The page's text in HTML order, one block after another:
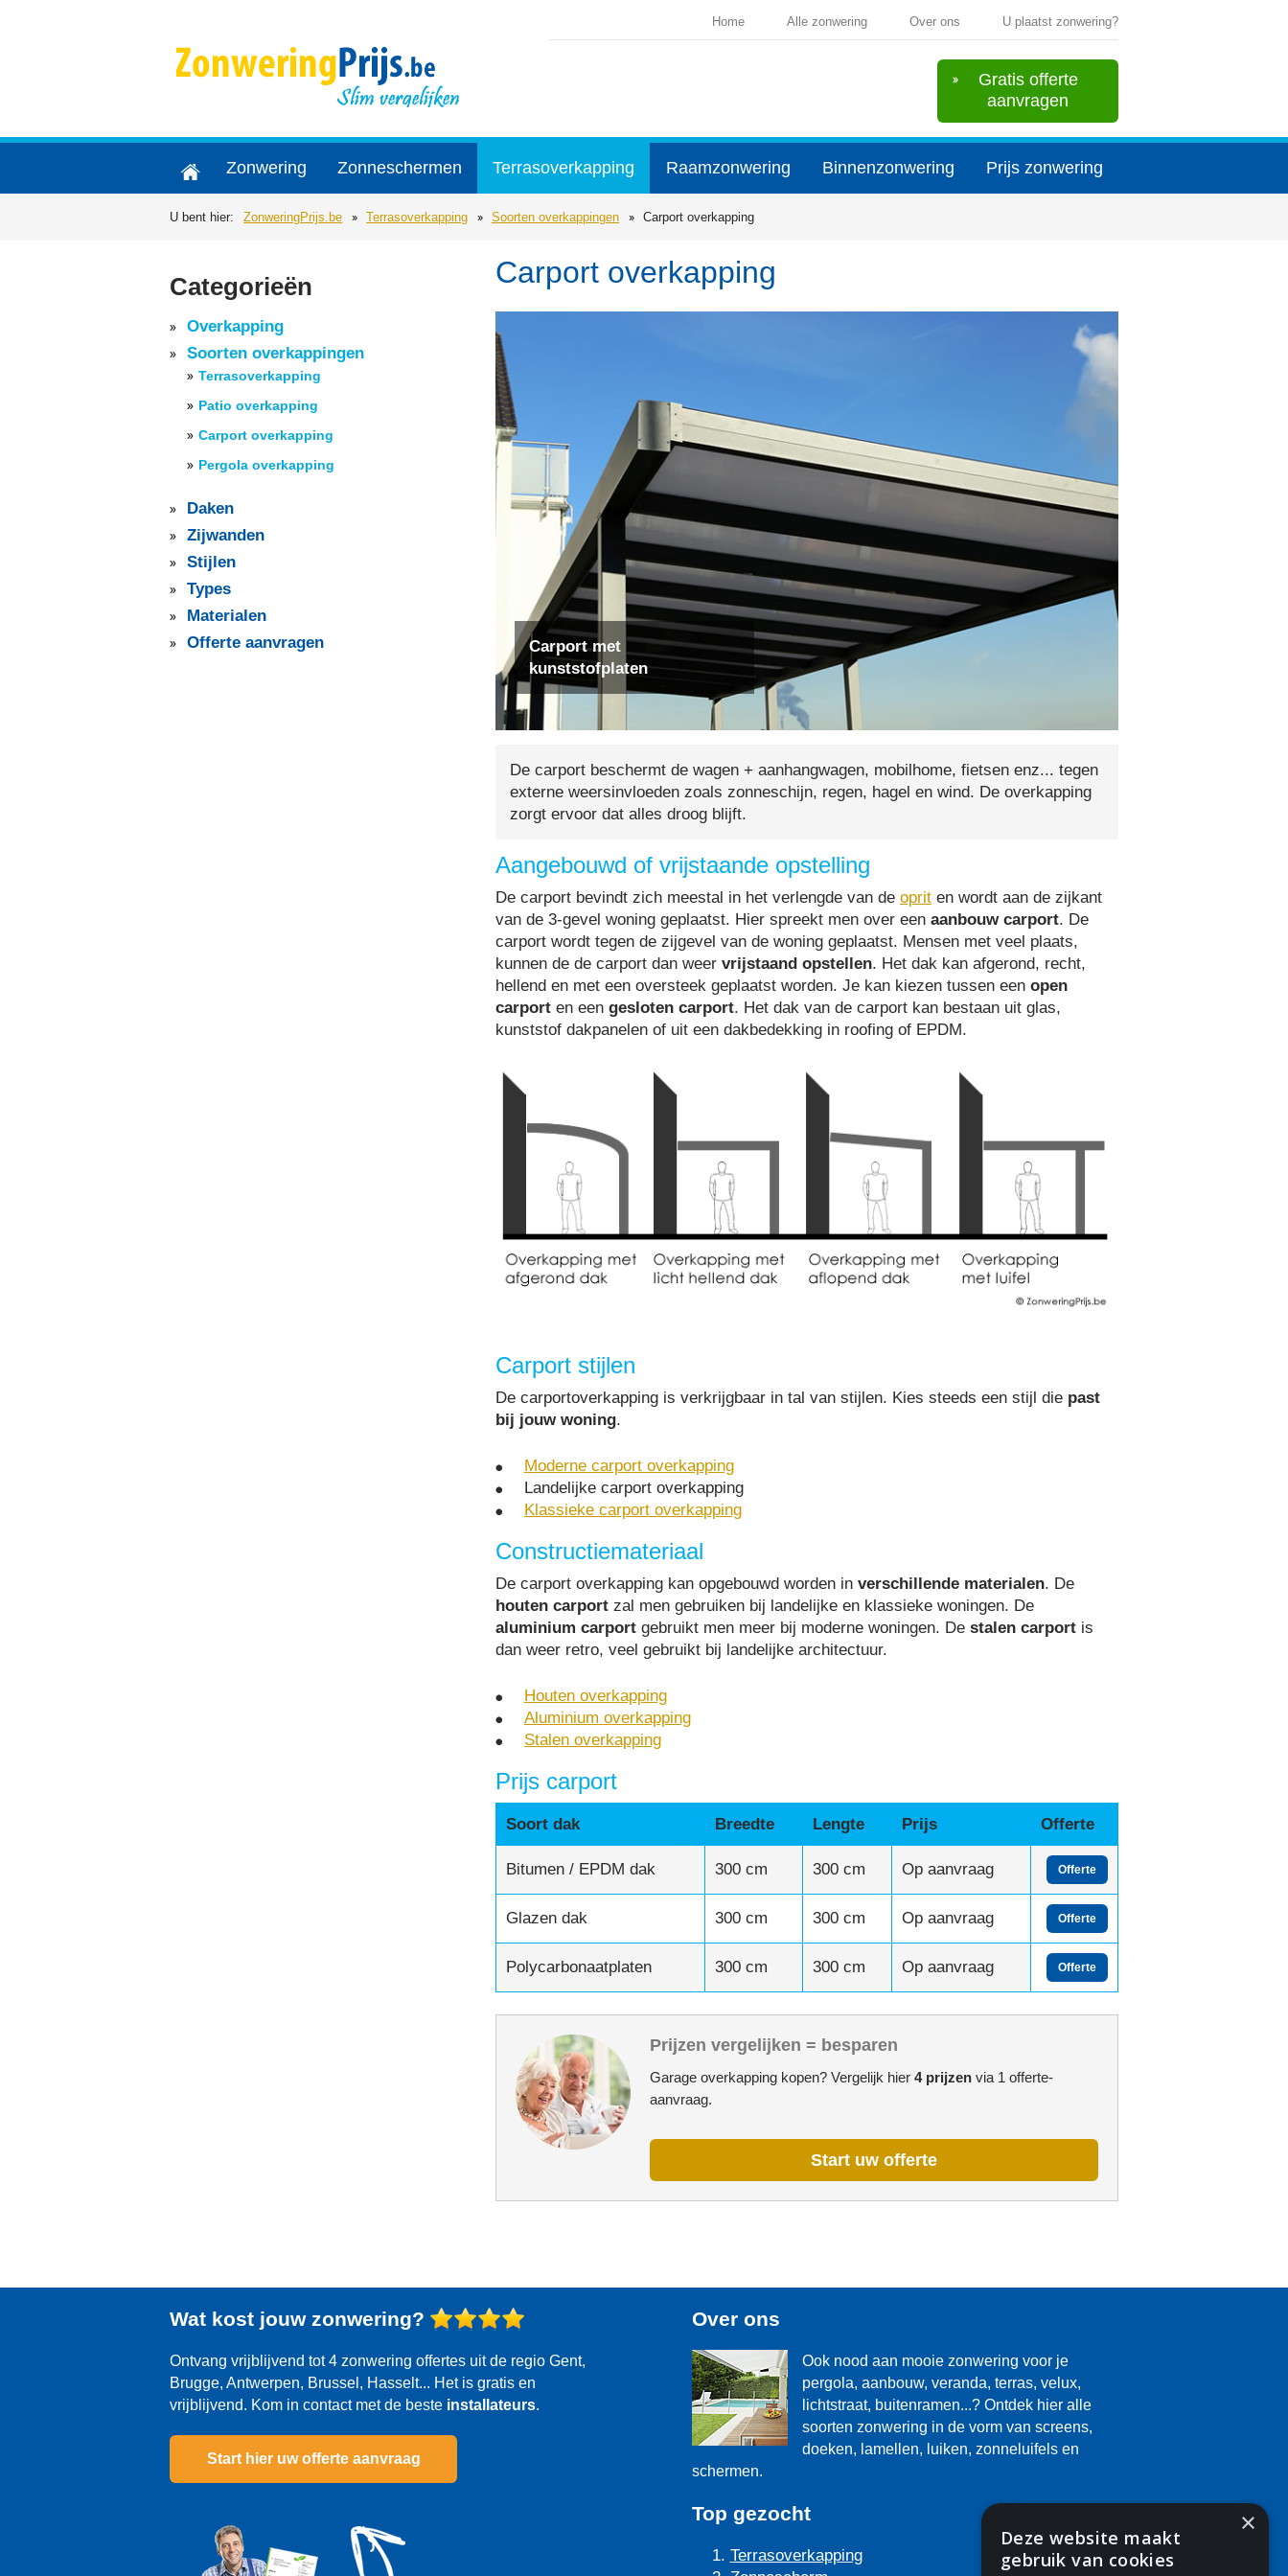
Home Alle zonwering Over ons U plaatst zonwering?
Gratis offerte
aanvragen
Zonwering Zonneschermen Terrasoverkapping Raamzonwering Binnenzonwering Prijs zonwering
U bent hier: ZonweringPrijs.be Terrasoverkapping Soorten overkappingen Carport overkapping
Carport overkapping
Carport met
kunststofplaten
De carport beschermt de wagen + aanhangwagen, mobilhome, fietsen enz... tegen
externe weersinvloeden zoals zonneschijn, regen, hagel en wind. De overkapping
zorgt ervoor dat alles droog blijft.
Aangebouwd of vrijstaande opstelling
De carport bevindt zich meestal in het verlengde van de oprit en wordt aan de zijkant
van de 3-gevel woning geplaatst. Hier spreekt men over een aanbouw carport. De
carport wordt tegen de zijgevel van de woning geplaatst. Mensen met veel plaats,
kunnen de de carport dan weer vrijstaand opstellen. Het dak kan afgerond, recht,
hellend en met een oversteek geplaatst worden. Je kan kiezen tussen een open
carport en een gesloten carport. Het dak van de carport kan bestaan uit glas,
kunststof dakpanelen of uit een dakbedekking in roofing of EPDM.
Carport stijlen
De carportoverkapping is verkrijgbaar in tal van stijlen. Kies steeds een stijl die past
bij jouw woning.
Moderne carport overkapping
Landelijke carport overkapping
Klassieke carport overkapping
Constructiemateriaal
De carport overkapping kan opgebouwd worden in verschillende materialen. De
houten carport zal men gebruiken bij landelijke en klassieke woningen. De
aluminium carport gebruikt men meer bij moderne woningen. De stalen carport is
dan weer retro, veel gebruikt bij landelijke architectuur.
Houten overkapping
Aluminium overkapping
Stalen overkapping
Prijs carport
Soort dak Breedte Lengte Prijs Offerte
Bitumen / EPDM dak 300 cm 300 cm Op aanvraag Offerte
Glazen dak 300 cm 300 cm Op aanvraag Offerte
Polycarbonaatplaten 300 cm 300 cm Op aanvraag Offerte
Prijzen vergelijken = besparen
Garage overkapping kopen? Vergelijk hier 4 prijzen via 1 offerte-
aanvraag.
Start uw offerte
Categorieën
Overkapping
Soorten overkappingen
Terrasoverkapping
Patio overkapping
Carport overkapping
Pergola overkapping
Daken
Zijwanden
Stijlen
Types
Materialen
Offerte aanvragen
Wat kost jouw zonwering?
Ontvang vrijblijvend tot 4 zonwering offertes uit de regio Gent,
Brugge, Antwerpen, Brussel, Hasselt... Het is gratis en
vrijblijvend. Kom in contact met de beste installateurs.
Start hier uw offerte aanvraag
Over ons
Ook nood aan mooie zonwering voor je
pergola, aanbouw, veranda, terras, velux,
lichtstraat, buitenramen...? Ontdek hier alle
soorten zonwering in de vorm van screens,
doeken, lamellen, luiken, zonneluifels en
schermen.
Top gezocht
Terrasoverkapping
×
Deze website maakt
gebruik van cookies